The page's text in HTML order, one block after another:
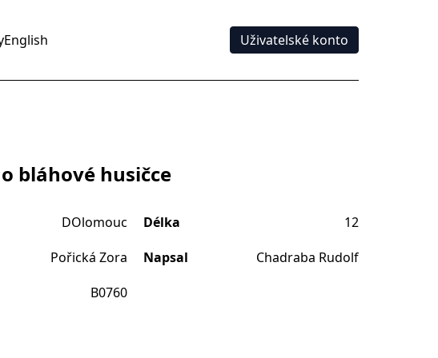
English Uživatelské konto
bláhové husičce
DOlomouc Délka
12
Pořická Zora Napsal
Chadraba Rudolf
B0760